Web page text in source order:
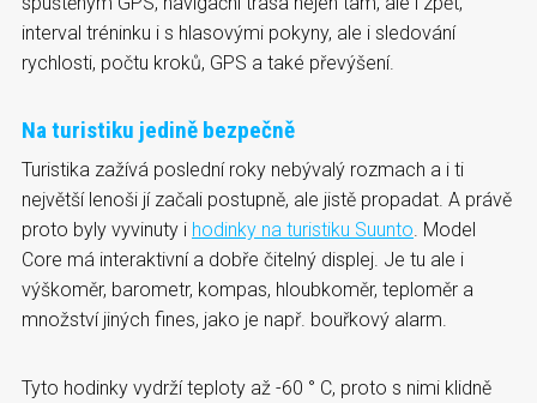
interval tréninku i s hlasovými pokyny, ale i sledování
rychlosti, počtu kroků, GPS a také převýšení.
Na turistiku jedině bezpečně
Turistika zažívá poslední roky nebývalý rozmach a i ti
největší lenoši jí začali postupně, ale jistě propadat. A právě
proto byly vyvinuty i hodinky na turistiku Suunto . Model
Core má interaktivní a dobře čitelný displej. Je tu ale i
výškoměr, barometr, kompas, hloubkoměr, teploměr a
množství jiných fines, jako je např. bouřkový alarm.
Tyto hodinky vydrží teploty až -60 ° C, proto s nimi klidně